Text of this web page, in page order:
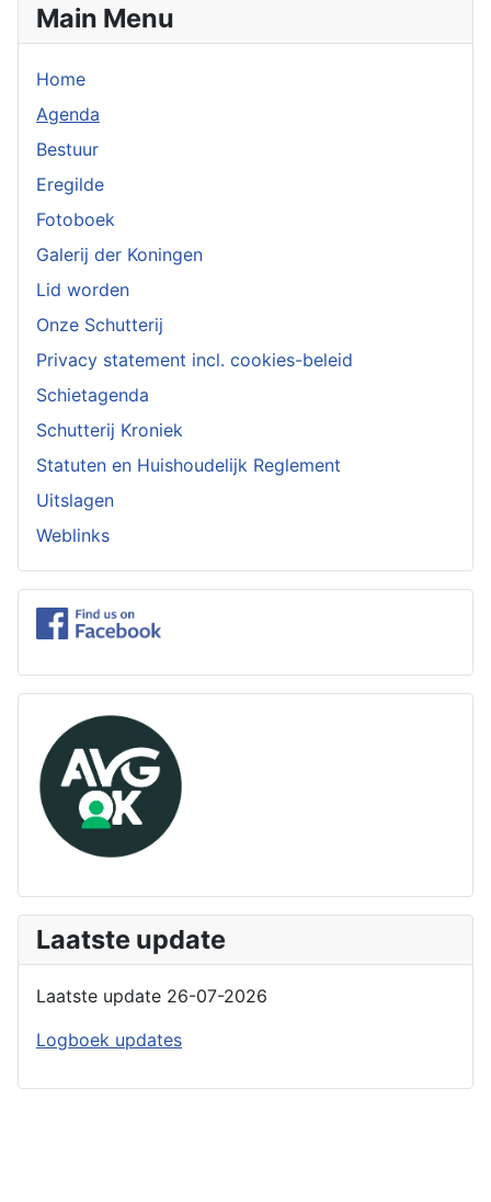
Main Menu
Home
Agenda
Bestuur
Eregilde
Fotoboek
Galerij der Koningen
Lid worden
Onze Schutterij
Privacy statement incl. cookies-beleid
Schietagenda
Schutterij Kroniek
Statuten en Huishoudelijk Reglement
Uitslagen
Weblinks
Laatste update
Laatste update 26-07-2026
Logboek updates